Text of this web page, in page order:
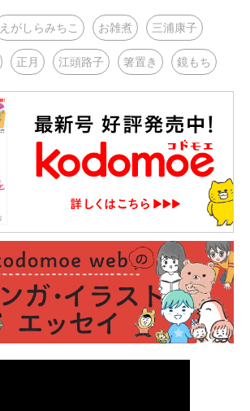
えがしらみちこ お雑煮 三浦康子
正月 江頭路子 箸置き 鏡もち